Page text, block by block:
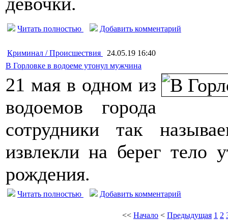
Читать полностью Добавить комментарий
Криминал / Происшествия
24.05.19 16:40
В Горловке в водоеме утонул мужчина
21 мая в одном из
водоемов города
сотрудники так
извлекли на берег тело
рождения.
Читать полностью Добавить комментарий
<< Начало < Предыдущая 1 2